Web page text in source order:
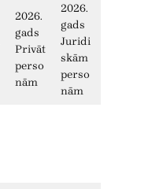
2026.
gads
Privāt
perso
nām
2026.
gads
Juridi
skām
perso
nām